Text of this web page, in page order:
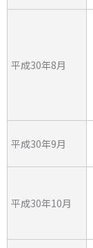
平成30年8月
平成30年9月
平成30年10月